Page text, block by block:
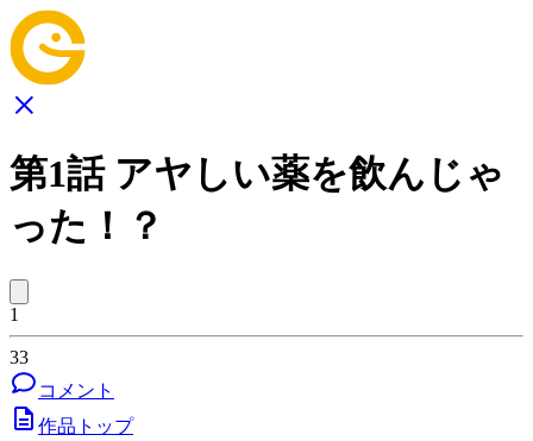
第1話 アヤしい薬を飲んじゃ
った！？
1
33
コメント
作品トップ